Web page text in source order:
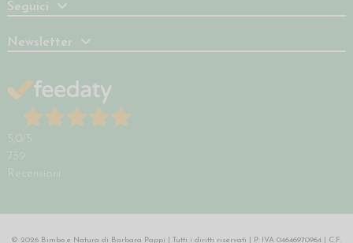
Seguici
Newsletter
5,0 /5
739
Recensioni
© 2026 Bimbo e Natura di Barbara Pappi | Tutti i diritti riservati | P. IVA 04646970964 | C.F.